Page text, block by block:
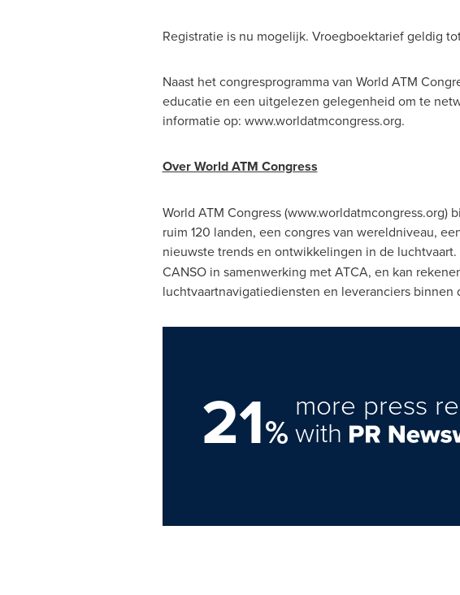
Registratie is nu mogelijk. Vroegboektarief geldig
Naast het congresprogramma van World ATM
educatie en een uitgelezen gelegenheid om te
informatie op: www.worldatmcongress.org.
Over World ATM Congress
World ATM Congress
ruim 120 landen, een congres van wereldniveau,
nieuwste trends en ontwikkelingen in de luchtvaart.
CANSO in samenwerking met ATCA, en kan
luchtvaartnavigatiediensten en leveranciers binnen
21%
more press
with